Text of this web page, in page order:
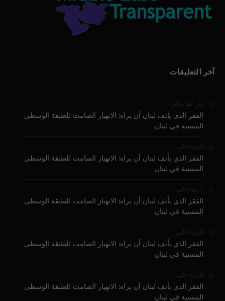
آخر التعليقات
بيار عقل على
الفقر الذي يأنف لبنان أن يراه: الانهيار الصامت للطبقة الوسطى
المنسية في لبنان
قارىء على
الفقر الذي يأنف لبنان أن يراه: الانهيار الصامت للطبقة الوسطى
المنسية في لبنان
قارىء على
الفقر الذي يأنف لبنان أن يراه: الانهيار الصامت للطبقة الوسطى
المنسية في لبنان
قارىء على
الفقر الذي يأنف لبنان أن يراه: الانهيار الصامت للطبقة الوسطى
المنسية في لبنان
قارىء على
الفقر الذي يأنف لبنان أن يراه: الانهيار الصامت للطبقة الوسطى
المنسية في لبنان